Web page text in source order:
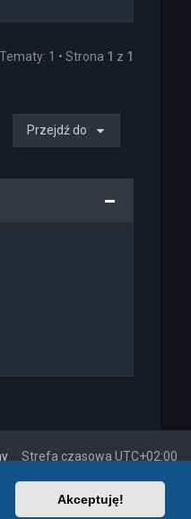
Akceptuję!
Tematy: 1 • Strona 1 z 1
Przejdź do
Strefa czasowa UTC+02:00